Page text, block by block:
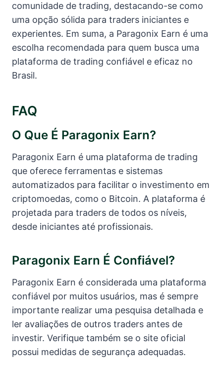
comunidade de trading, destacando-se como
uma opção sólida para traders iniciantes e
experientes. Em suma, a Paragonix Earn é uma
escolha recomendada para quem busca uma
plataforma de trading confiável e eficaz no
Brasil.
FAQ
O Que É Paragonix Earn?
Paragonix Earn é uma plataforma de trading
que oferece ferramentas e sistemas
automatizados para facilitar o investimento em
criptomoedas, como o Bitcoin. A plataforma é
projetada para traders de todos os níveis,
desde iniciantes até profissionais.
Paragonix Earn É Confiável?
Paragonix Earn é considerada uma plataforma
confiável por muitos usuários, mas é sempre
importante realizar uma pesquisa detalhada e
ler avaliações de outros traders antes de
investir. Verifique também se o site oficial
possui medidas de segurança adequadas.